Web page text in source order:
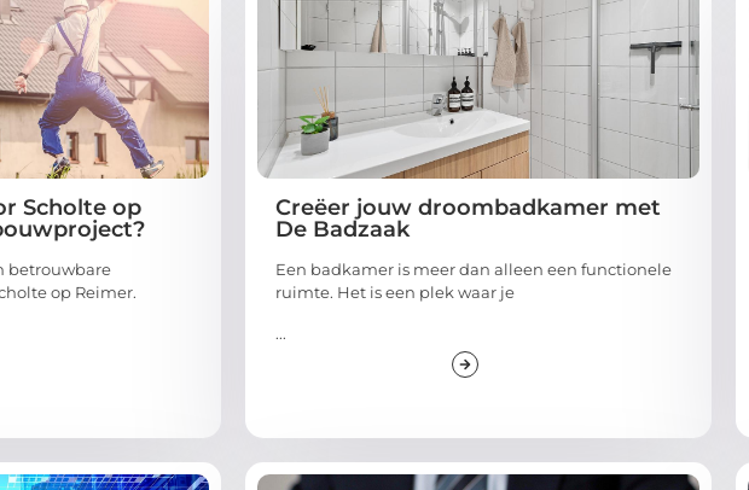
Scholte op
betrouwbare
op Reimer.
Creëer jouw droombadkamer met
De Badzaak
Een badkamer is meer dan alleen een functionele
ruimte. Het is een plek waar je
...